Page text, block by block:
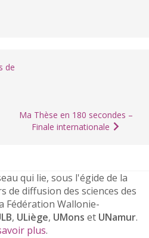
de
Ma Thèse en 180 secondes –
Finale internationale
qui lie, sous l'égide de la
de diffusion des sciences des
Fédération Wallonie-
, ULiège, UMons et UNamur.
plus.